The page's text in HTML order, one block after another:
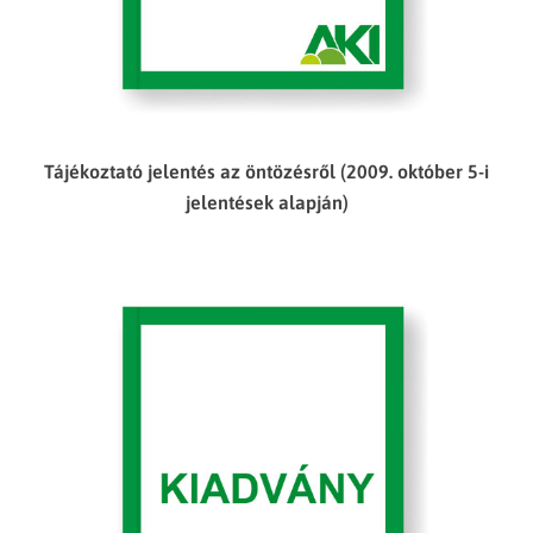
Tájékoztató jelentés az öntözésről (2009. október 5-i
jelentések alapján)